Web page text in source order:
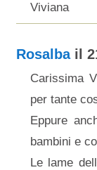
Viviana
Rosalbail
Carissima
per tante
Eppure
bambini e
Le lame